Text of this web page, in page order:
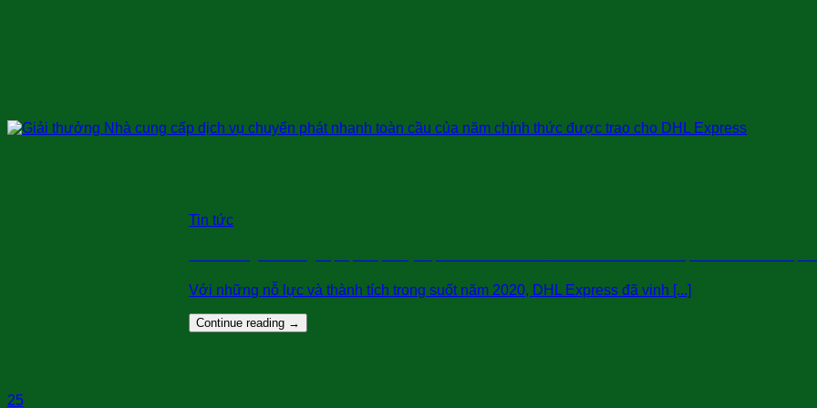
Tin tức
Với những nỗ lực và thành tích trong suốt năm 2020, DHL Express đã vinh [...]
Continue reading →
25